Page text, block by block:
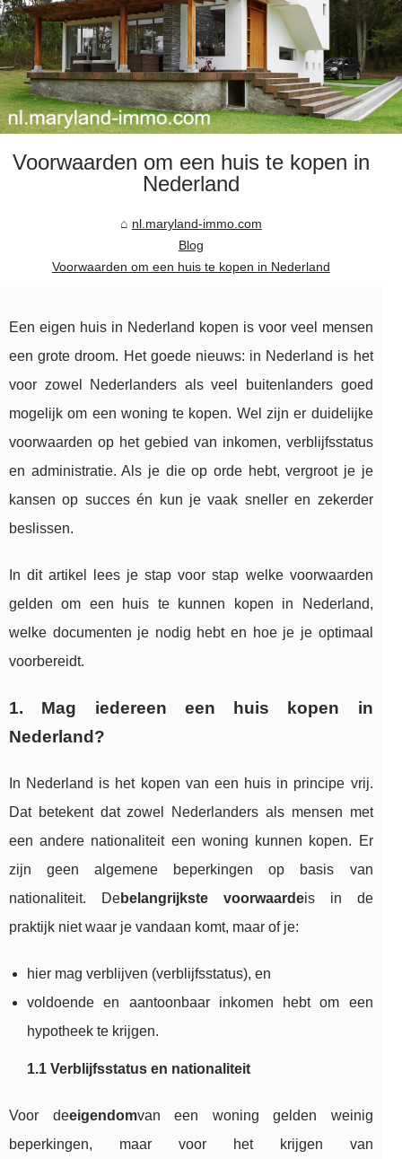
Voorwaarden om een huis te kopen in
Nederland
nl.maryland-immo.com
Blog
Voorwaarden om een huis te kopen in Nederland
Een eigen huis in Nederland kopen is voor veel mensen
een grote droom. Het goede nieuws: in Nederland is het
voor zowel Nederlanders als veel buitenlanders goed
mogelijk om een woning te kopen. Wel zijn er duidelijke
voorwaarden op het gebied van inkomen, verblijfsstatus
en administratie. Als je die op orde hebt, vergroot je je
kansen op succes én kun je vaak sneller en zekerder
beslissen.
In dit artikel lees je stap voor stap welke voorwaarden
gelden om een huis te kunnen kopen in Nederland,
welke documenten je nodig hebt en hoe je je optimaal
voorbereidt.
1. Mag iedereen een huis kopen in
Nederland?
In Nederland is het kopen van een huis in principe vrij.
Dat betekent dat zowel Nederlanders als mensen met
een andere nationaliteit een woning kunnen kopen. Er
zijn geen algemene beperkingen op basis van
nationaliteit. Debelangrijkste voorwaardeis in de
praktijk niet waar je vandaan komt, maar of je:
hier mag verblijven (verblijfsstatus), en
voldoende en aantoonbaar inkomen hebt om een
hypotheek te krijgen.
1.1 Verblijfsstatus en nationaliteit
Voor deeigendomvan een woning gelden weinig
beperkingen, maar voor het krijgen van